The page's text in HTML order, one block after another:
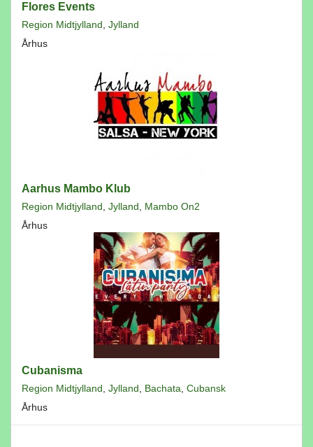
Flores Events
Region Midtjylland Jylland
Århus
Aarhus Mambo Klub
Region Midtjylland Jylland
Mambo On2
Århus
Cubanisma
Region Midtjylland Jylland Bachata Cubansk
Århus